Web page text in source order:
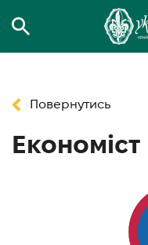
Повернутись
Економіст